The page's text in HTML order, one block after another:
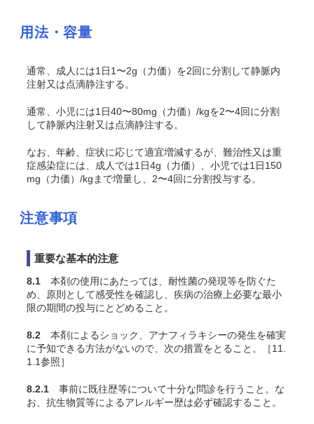
用法・容量
通常、成人には1日1〜2g（力価）を2回に分割して静脈内
注射又は点滴静注する。
通常、小児には1日40〜80mg（力価）/kgを2〜4回に分割
して静脈内注射又は点滴静注する。
なお、年齢、症状に応じて適宜増減するが、難治性又は重
症感染症には、成人では1日4g（力価）、小児では1日150
mg（力価）/kgまで増量し、2〜4回に分割投与する。
注意事項
重要な基本的注意
8.1 本剤の使用にあたっては、耐性菌の発現等を防ぐた
め、原則として感受性を確認し、疾病の治療上必要な最小
限の期間の投与にとどめること。
8.2 本剤によるショック、アナフィラキシーの発生を確実
に予知できる方法がないので、次の措置をとること。［11.
1.1参照］
8.2.1 事前に既往歴等について十分な問診を行うこと。な
お、抗生物質等によるアレルギー歴は必ず確認すること。